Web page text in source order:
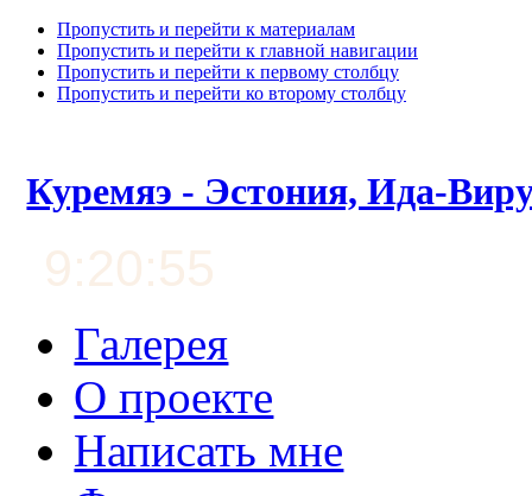
Пропустить и перейти к материалам
Пропустить и перейти к главной навигации
Пропустить и перейти к первому столбцу
Пропустить и перейти ко второму столбцу
Куремяэ - Эстония, Ида-
9:20:56
Галерея
О проекте
Написать мне